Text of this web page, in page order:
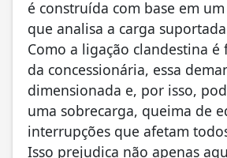
é construída com base em
que analisa a carga
Como a ligação clandestina é
da concessionária, essa
dimensionada e, por isso,
uma sobrecarga, queima de
interrupções que afetam
Isso prejudica não apenas